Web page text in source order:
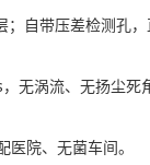
自带压差检测孔，
无涡流、无扬尘死
院、无菌车间。